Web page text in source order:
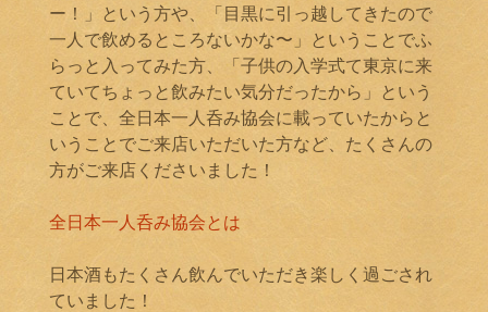
ー！」という方や、「目黒に引っ越してきたので
一人で飲めるところないかな〜」ということでふ
らっと入ってみた方、「子供の入学式て東京に来
ていてちょっと飲みたい気分だったから」という
ことで、全日本一人呑み協会に載っていたからと
いうことでご来店いただいた方など、たくさんの
方がご来店くださいました！
全日本一人呑み協会とは
日本酒もたくさん飲んでいただき楽しく過ごされ
ていました！